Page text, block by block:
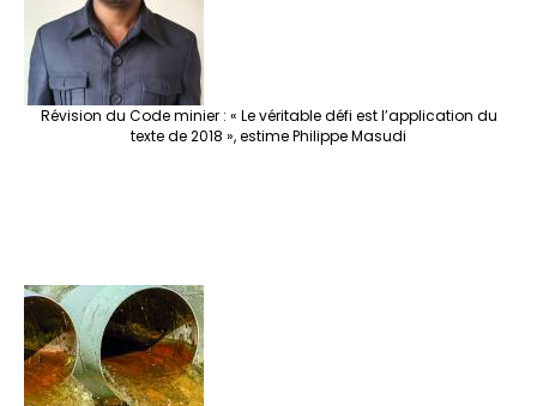
Révision du Code minier : « Le véritable défi est l’application du
texte de 2018 », estime Philippe Masudi